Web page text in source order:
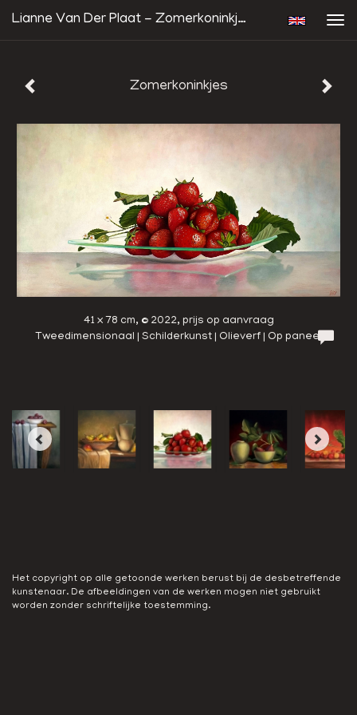
Lianne Van Der Plaat - Zomerkoninkjes
Zomerkoninkjes
41 x 78 cm, © 2022, prijs op aanvraag
Tweedimensionaal | Schilderkunst | Olieverf | Op paneel
Het copyright op alle getoonde werken berust bij de desbetreffende
kunstenaar. De afbeeldingen van de werken mogen niet gebruikt
worden zonder schriftelijke toestemming.